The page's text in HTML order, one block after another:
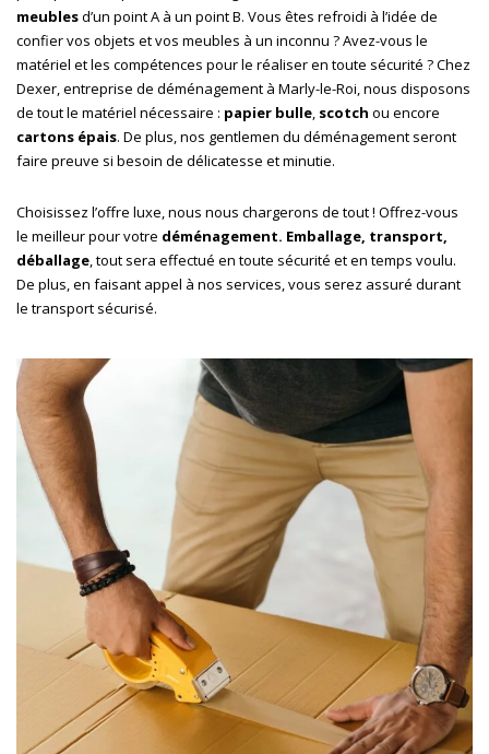
meublesd’un point A à un point B. Vous êtes refroidi à l’idée de
confier vos objets et vos meubles à un inconnu ? Avez-vous le
matériel et les compétences pour le réaliser en toute sécurité ? Chez
Dexer, entreprise de déménagement à Marly-le-Roi, nous disposons
de tout le matériel nécessaire : papier bulle, scotch ou encore
cartons épais. De plus, nos gentlemen du déménagement seront
faire preuve si besoin de délicatesse et minutie.
Choisissez l’offre luxe, nous nous chargerons de tout ! Offrez-vous
le meilleur pour votre déménagement. Emballage, transport,
déballage, tout sera effectué en toute sécurité et en temps voulu.
De plus, en faisant appel à nos services, vous serez assuré durant
le transport sécurisé.